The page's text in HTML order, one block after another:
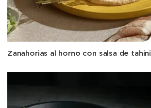
Zanahorias al horno con salsa de tahini